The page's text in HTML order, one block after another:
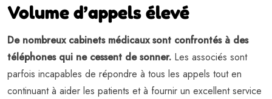
Volume d’appels élevé
De nombreux cabinets médicaux sont confrontés à des
téléphones qui ne cessent de sonner. Les associés sont
parfois incapables de répondre à tous les appels tout en
continuant à aider les patients et à fournir un excellent service